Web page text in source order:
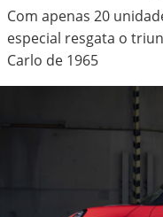
Com apenas 20
especial resgata o
Carlo de 1965